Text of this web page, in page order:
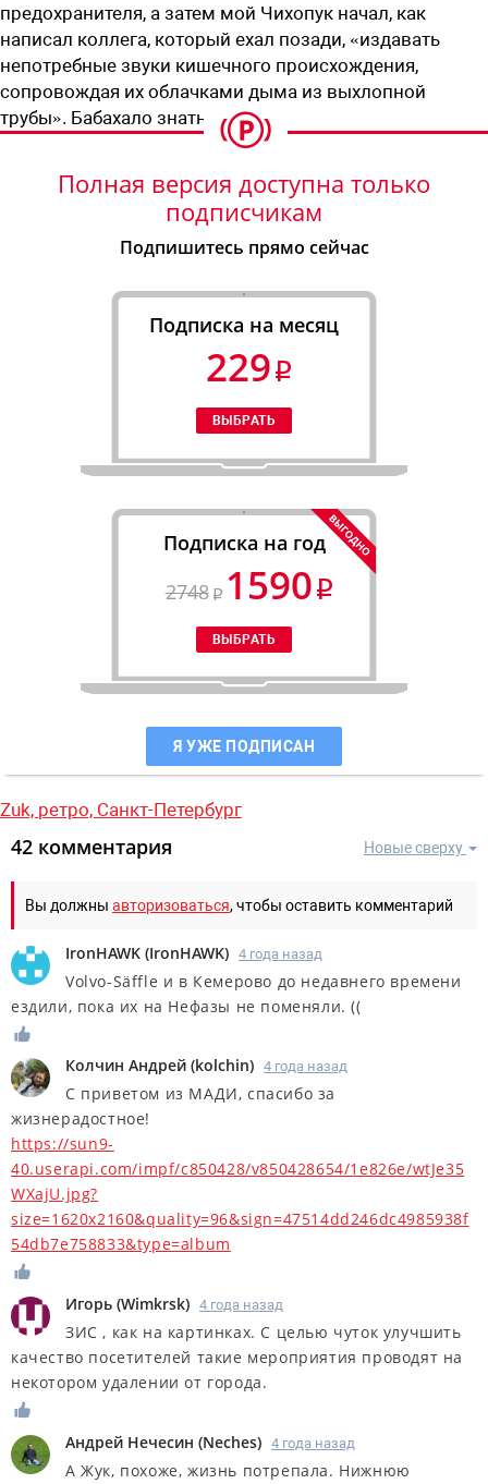
предохранителя, а затем мой Чихопук начал, как
написал коллега, который ехал позади, «издавать
непотребные звуки кишечного происхождения,
сопровождая их облачками дыма из выхлопной
трубы». Бабахало знатно!
Полная версия доступна только
подписчикам
Подпишитесь прямо сейчас
Подписка на месяц
229
Подписка на год
2748
1590
Я УЖЕ ПОДПИСАН
Zuk, ретро, Санкт-Петербург
Новые сверху
42 комментария
Вы должны авторизоваться, чтобы оставить комментарий
IronHAWK (IronHAWK) 4 года назад
Volvo-Säffle и в Кемерово до недавнего времени
ездили, пока их на Нефазы не поменяли. ((
Колчин Андрей (kolchin) 4 года назад
С приветом из МАДИ, спасибо за
жизнерадостное!
https://sun9-
40.userapi.com/impf/c850428/v850428654/1e826e/wtJe35
WXajU.jpg?
size=1620x2160&quality=96&sign=47514dd246dc4985938f
54db7e758833&type=album
Игорь (Wimkrsk) 4 года назад
ЗИС , как на картинках. С целью чуток улучшить
качество посетителей такие мероприятия проводят на
некотором удалении от города.
Андрей Нечесин (Neches) 4 года назад
А Жук, похоже, жизнь потрепала. Нижнюю